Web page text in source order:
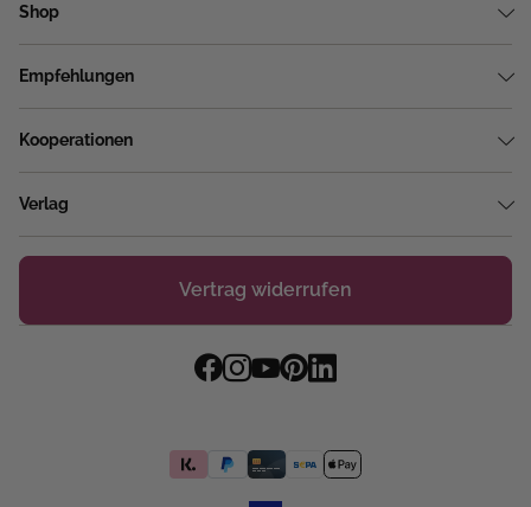
Shop
Empfehlungen
Kooperationen
Verlag
Vertrag widerrufen